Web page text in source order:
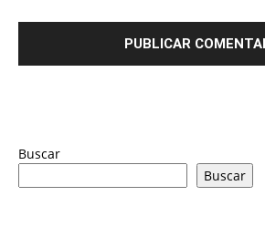
Buscar
Buscar